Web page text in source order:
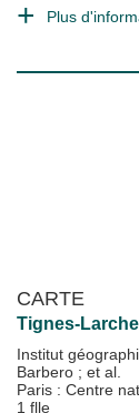
Plus
CARTE
Tignes-Larche
Institut
Barbero ; et al.
Paris : Centre
1 flle